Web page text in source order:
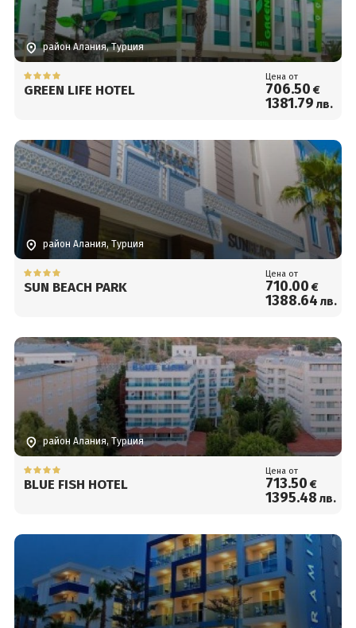
район Алания, Турция
GREEN LIFE HOTEL
Цена от
706.50 €
1381.79 лв.
район Алания, Турция
SUN BEACH PARK
Цена от
710.00 €
1388.64 лв.
район Алания, Турция
BLUE FISH HOTEL
Цена от
713.50 €
1395.48 лв.